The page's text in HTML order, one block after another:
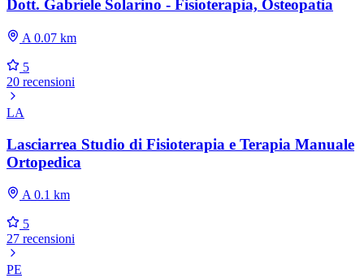
Dott. Gabriele Solarino - Fisioterapia, Osteopatia
A 0.07 km
5
20 recensioni
LA
Lasciarrea Studio di Fisioterapia e Terapia Manuale
Ortopedica
A 0.1 km
5
27 recensioni
PE